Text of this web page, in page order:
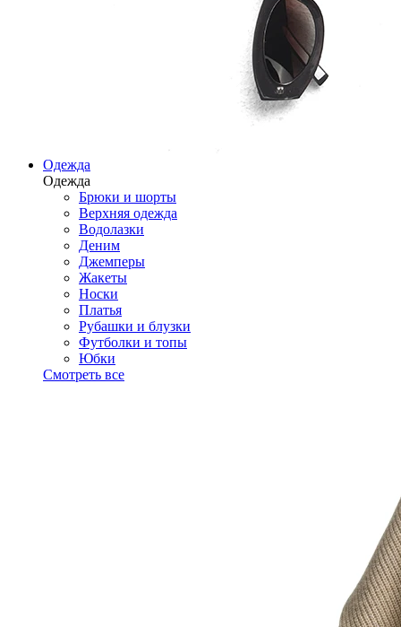
Одежда
Одежда
Брюки и шорты
Верхняя одежда
Водолазки
Деним
Джемперы
Жакеты
Носки
Платья
Рубашки и блузки
Футболки и топы
Юбки
Смотреть все